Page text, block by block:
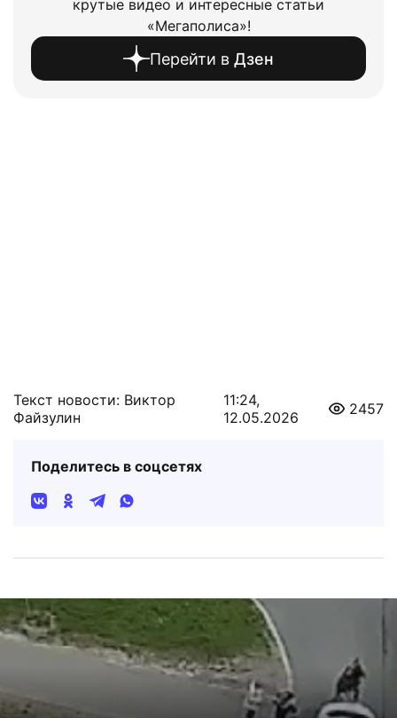
крутые видео и интересные статьи
«Мегаполиса»!
Перейти в Дзен
Текст новости: Виктор
Файзулин
11:24,
12.05.2026
2457
Поделитесь в соцсетях